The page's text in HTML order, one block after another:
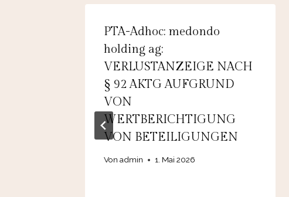
PTA-Adhoc: medondo
holding ag:
VERLUSTANZEIGE NACH
§ 92 AKTG AUFGRUND
VON
WERTBERICHTIGUNG
VON BETEILIGUNGEN
Von admin 1. Mai 2026